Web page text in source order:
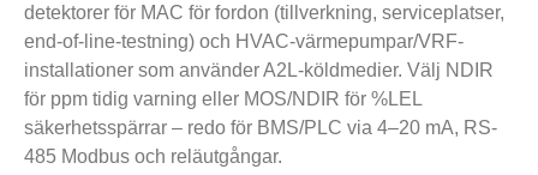
detektorer för MAC för fordon (tillverkning, serviceplatser,
end-of-line-testning) och HVAC-värmepumpar/VRF-
installationer som använder A2L-köldmedier. Välj NDIR
för ppm tidig varning eller MOS/NDIR för %LEL
säkerhetsspärrar – redo för BMS/PLC via 4–20 mA, RS-
485 Modbus och reläutgångar.